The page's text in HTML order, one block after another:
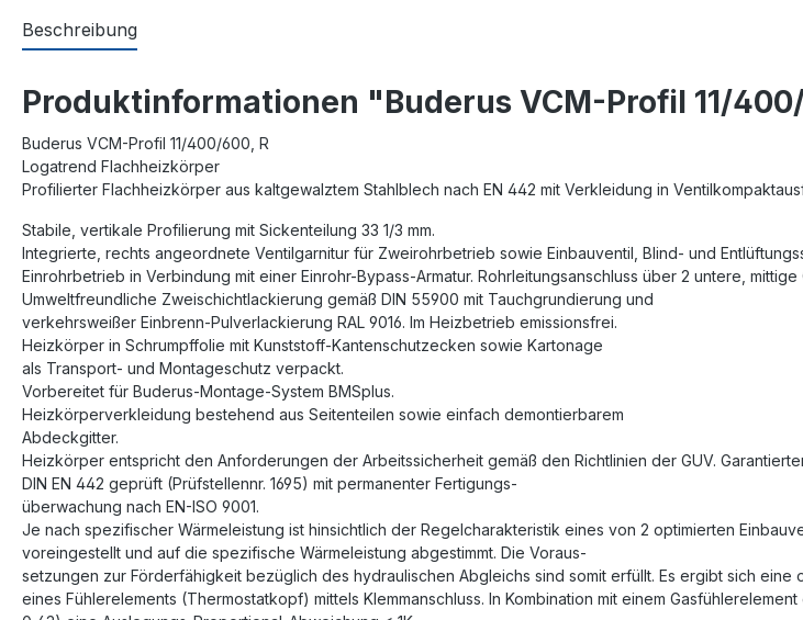
Beschreibung
Produktinformationen "Buderus VCM-Profil 11/
Buderus VCM-Profil 11/400/600, R
Logatrend Flachheizkörper
Profilierter Flachheizkörper aus kaltgewalztem Stahlblech nach EN 442 mit Verkleidung in
Stabile, vertikale Profilierung mit Sickenteilung 33 1/3 mm.
Integrierte, rechts angeordnete Ventilgarnitur für Zweirohrbetrieb sowie Einbauventil, Blind- und
Einrohrbetrieb in Verbindung mit einer Einrohr-Bypass-Armatur. Rohrleitungsanschluss über 2 untere,
Umweltfreundliche Zweischichtlackierung gemäß DIN 55900 mit Tauchgrundierung und
verkehrsweißer Einbrenn-Pulverlackierung RAL 9016. Im Heizbetrieb emissionsfrei.
Heizkörper in Schrumpffolie mit Kunststoff-Kantenschutzecken sowie Kartonage
als Transport- und Montageschutz verpackt.
Vorbereitet für Buderus-Montage-System BMSplus.
Heizkörperverkleidung bestehend aus Seitenteilen sowie einfach demontierbarem
Abdeckgitter.
Heizkörper entspricht den Anforderungen der Arbeitssicherheit gemäß den Richtlinien der GUV.
DIN EN 442 geprüft (Prüfstellennr. 1695) mit permanenter Fertigungs-
überwachung nach EN-ISO 9001.
Je nach spezifischer Wärmeleistung ist hinsichtlich der Regelcharakteristik eines von 2 optimierten
voreingestellt und auf die spezifische Wärmeleistung abgestimmt. Die Voraus-
setzungen zur Förderfähigkeit bezüglich des hydraulischen Abgleichs sind somit erfüllt. Es ergibt sich
eines Fühlerelements (Thermostatkopf) mittels Klemmanschluss. In Kombination mit einem